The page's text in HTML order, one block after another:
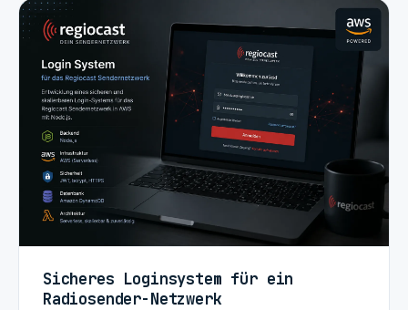
Sicheres Loginsystem für ein
Radiosender-Netzwerk